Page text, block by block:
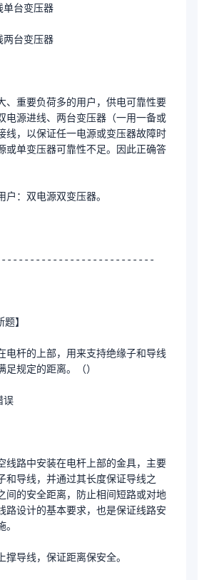
单台变压器
两台变压器
、重要负荷多的用户，供电可靠性要
电源进线、两台变压器（一用一备或
线，以保证任一电源或变压器故障时
或单变压器可靠性不足。因此正确答
户：双电源双变压器。
】
电杆的上部，用来支持绝缘子和导线
足规定的距离。（）
误
线路中安装在电杆上部的金具，主要
和导线，并通过其长度保证导线之
间的安全距离，防止相间短路或对地
路设计的基本要求，也是保证线路安
撑导线，保证距离保安全。